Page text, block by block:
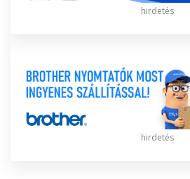
hirdetés
hirdetés